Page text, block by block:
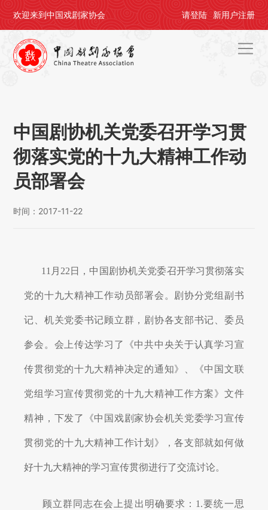
欢迎来到中国戏剧家协会 请登陆 新用户注册
首页
剧协公告
戏剧活动
会员中心
刊物出版
戏剧视频
大事记
中国剧协机关党委召开学习贯
彻落实党的十九大精神工作动
员部署会
时间：2017-11-22
11 月 22 日， 中国剧协机关党委召开学习贯彻落实
党的十九大精神工作动员部署会。剧协分党组副书
记、机关党委书记顾立群，剧协各支部书记、委员
参会。会上传达学习了《中共中央关于认真学习宣
传贯彻党的十九大精神决定的通知》、《中国文联
党组学习宣传贯彻党的十九大精神工作方案》文件
精神，下发了《中国戏剧家协会机关党委学习宣传
贯彻党的十九大精神工作计划》，各支部就如何做
好十九大精神的学习宣传贯彻进行了交流讨论。
顾立群同志在会上提出明确要求： 1.要统一思